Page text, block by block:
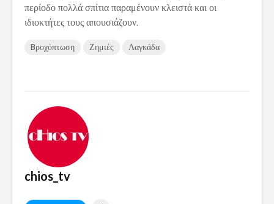
περίοδο πολλά σπίτια παραμένουν κλειστά και οι
ιδιοκτήτες τους απουσιάζουν.
Bροχόπτωση Ζημιές Λαγκάδα
chios_tv